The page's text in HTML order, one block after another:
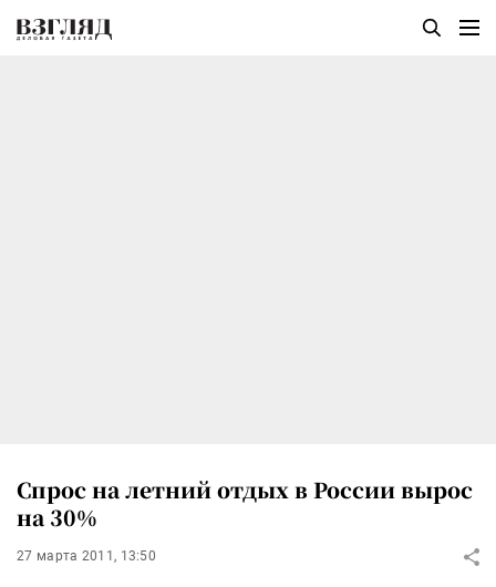
Спрос на летний отдых в России вырос
на 30%
27 марта 2011, 13:50